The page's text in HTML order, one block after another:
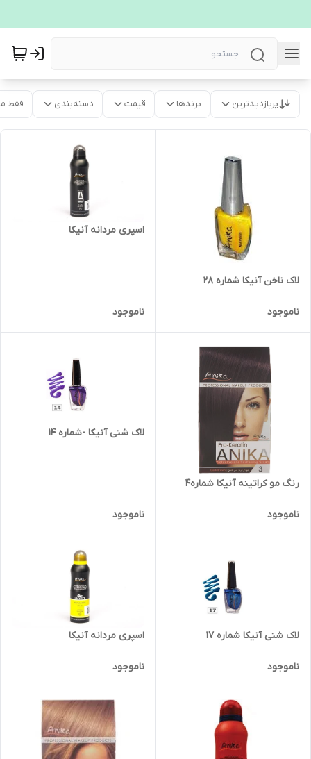
پربازدیدترین برندها قیمت دسته‌بندی فقط
لاک ناخن آنیکا شماره 28
ناموجود
اسپری مردانه آنیکا
ناموجود
رنگ مو کراتینه آنیکا شماره4
ناموجود
لاک شنی آنیکا -شماره 14
ناموجود
لاک شنی آنیکا شماره 17
ناموجود
اسپری مردانه آنیکا
ناموجود